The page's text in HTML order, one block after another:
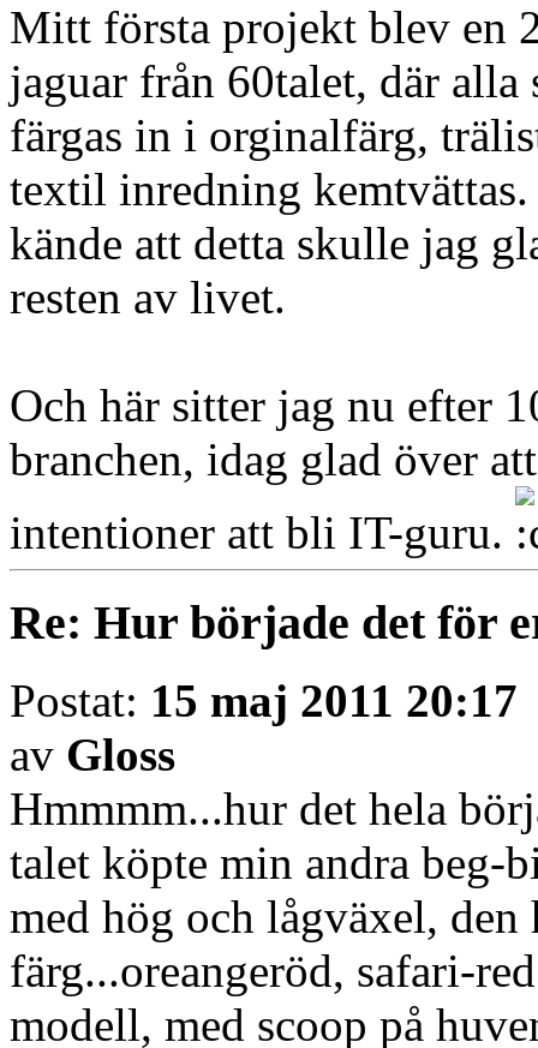
Mitt första projekt blev en
jaguar från 60talet, där
färgas in i orginalfärg,
textil inredning kemtvättas.
kände att detta skulle jag
resten av livet.
Och här sitter jag nu efter
branchen, idag glad över
intentioner att bli IT-guru.
Re: Hur började det för
Postat: 15 maj 2011 20:17
av Gloss
Hmmmm...hur det hela
talet köpte min andra beg-
med hög och lågväxel, den
färg...oreangeröd, safari-
modell, med scoop på